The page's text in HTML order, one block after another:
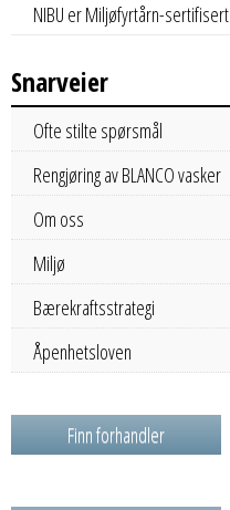
NIBU er Miljøfyrtårn-sertifisert
Snarveier
Ofte stilte spørsmål
Rengjøring av BLANCO vasker
Om oss
Miljø
Bærekraftsstrategi
Åpenhetsloven
Finn forhandler